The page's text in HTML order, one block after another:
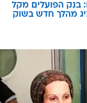
בנק הפועלים מקל
מהלך חדש בשוק